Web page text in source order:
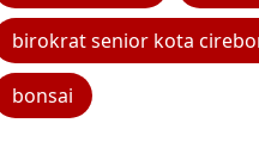
birokrat senior kota
bonsai